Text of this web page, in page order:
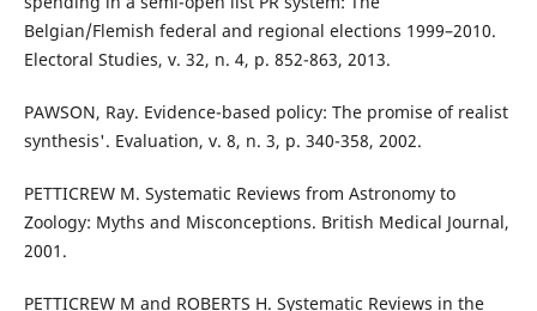
Belgian/Flemish federal and regional elections 1999–2010.
Electoral Studies, v. 32, n. 4, p. 852-863, 2013.
PAWSON, Ray. Evidence-based policy: The promise of realist
synthesis'. Evaluation, v. 8, n. 3, p. 340-358, 2002.
PETTICREW M. Systematic Reviews from Astronomy to
Zoology: Myths and Misconceptions. British Medical Journal,
2001.
PETTICREW M and ROBERTS H. Systematic Reviews in the